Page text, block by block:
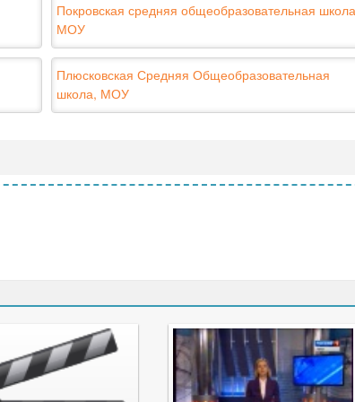
Покровская средняя общеобразовательная
МОУ
Плюсковская Средняя Общеобразовательная
школа, МОУ